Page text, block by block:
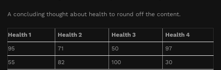
A concluding thought about health to round off the content.
Health 1 Health 2 Health 3
Health 4
95
71 50
97
55
82 100 30